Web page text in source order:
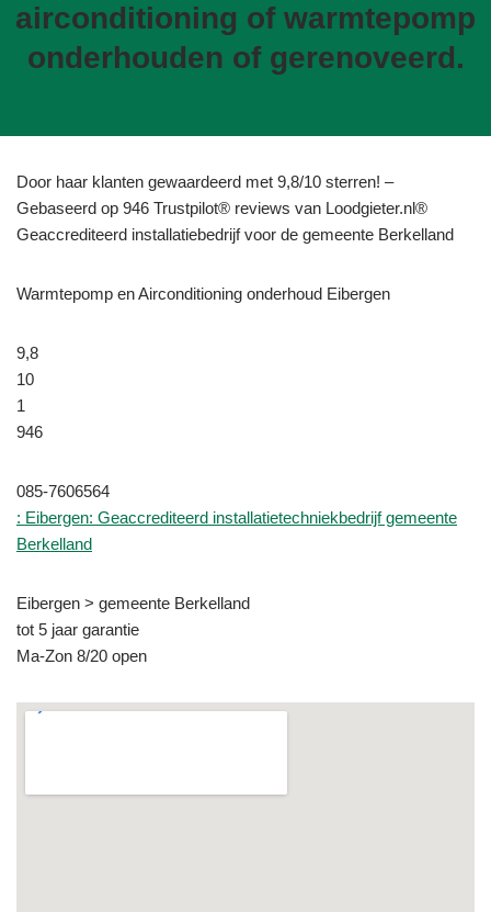
airconditioning of warmtepomp
onderhouden of gerenoveerd.
Door haar klanten gewaardeerd met 9,8/10 sterren! –
Gebaseerd op 946 Trustpilot® reviews van Loodgieter.nl®
Geaccrediteerd installatiebedrijf voor de gemeente Berkelland
Warmtepomp en Airconditioning onderhoud Eibergen
9,8
10
1
946
085-7606564
: Eibergen: Geaccrediteerd installatietechniekbedrijf gemeente
Berkelland
Eibergen > gemeente Berkelland
tot 5 jaar garantie
Ma-Zon 8/20 open